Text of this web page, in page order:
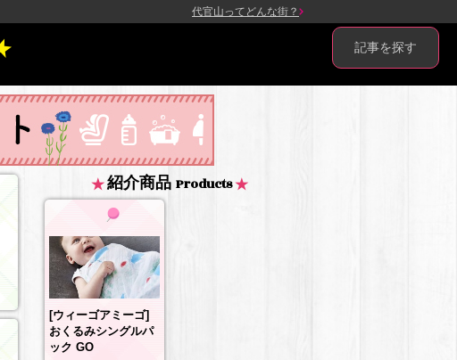
代官山ってどんな街？
紹介商品 Products
[ウィーゴアミーゴ]
おくるみシングルパ
ック GO
記事を探す